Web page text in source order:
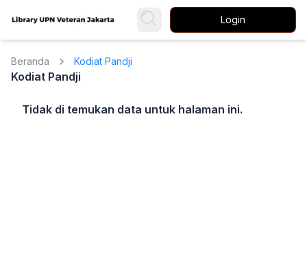
Login
Beranda Kodiat Pandji
Kodiat Pandji
Tidak di temukan data untuk halaman ini.